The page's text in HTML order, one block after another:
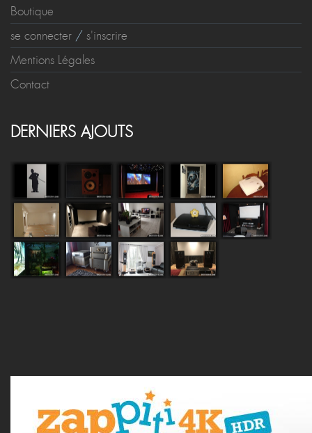
Boutique
se connecter / s'inscrire
Mentions Légales
Contact
DERNIERS AJOUTS